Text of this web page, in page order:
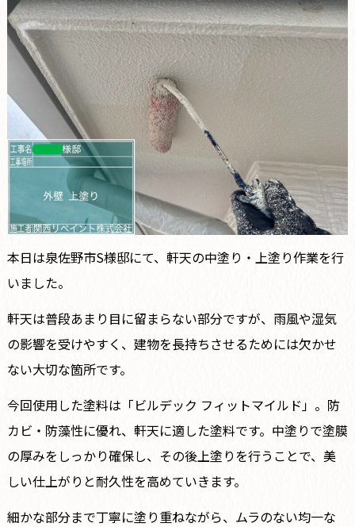
本日は泉佐野市S様邸にて、軒天の中塗り・上塗り作業を行
いました。
軒天は普段あまり目に留まらない部分ですが、雨風や湿気
の影響を受けやすく、建物を長持ちさせるためには欠かせ
ない大切な箇所です。
今回使用した塗料は「ビルデック フィットマイルド」。防
カビ・防藻性に優れ、軒天に適した塗料です。中塗りで塗膜
の厚みをしっかり確保し、その後上塗りを行うことで、美
しい仕上がりと耐久性を高めていきます。
細かな部分まで丁寧に塗り重ねながら、ムラのない均一な